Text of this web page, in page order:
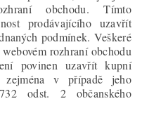
obchodu. Tímto
prodávajícího uzavřít
podmínek. Veškeré
rozhraní obchodu
povinen uzavřít kupní
zejména v případě jeho
odst. 2 občanského